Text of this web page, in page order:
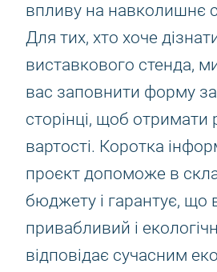
впливу на навколишнє
Для тих, хто хоче
виставкового стенда,
вас заповнити форму
сторінці, щоб отримати
вартості. Коротка
проєкт допоможе в
бюджету і гарантує, що
привабливий і
відповідає сучасним